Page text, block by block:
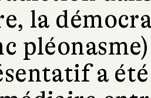
la
a